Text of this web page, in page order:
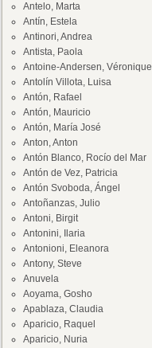
Antelo, Marta
Antín, Estela
Antinori, Andrea
Antista, Paola
Antoine-Andersen, Véronique
Antolín Villota, Luisa
Antón, Rafael
Antón, Mauricio
Antón, María José
Anton, Anton
Antón Blanco, Rocío del Mar
Antón de Vez, Patricia
Antón Svoboda, Ángel
Antoñanzas, Julio
Antoni, Birgit
Antonini, Ilaria
Antonioni, Eleanora
Antony, Steve
Anuvela
Aoyama, Gosho
Apablaza, Claudia
Aparicio, Raquel
Aparicio, Nuria